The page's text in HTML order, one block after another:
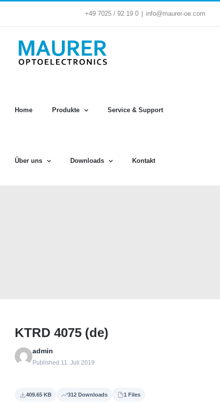
+49 7025 / 92 19 0 info@maurer-oe.com
Home Produkte Service & Support
Über uns Downloads Kontakt
KTRD 4075 (de)
admin
Published 11. Juli 2019
409.65 KB 312 Downloads 1 Files